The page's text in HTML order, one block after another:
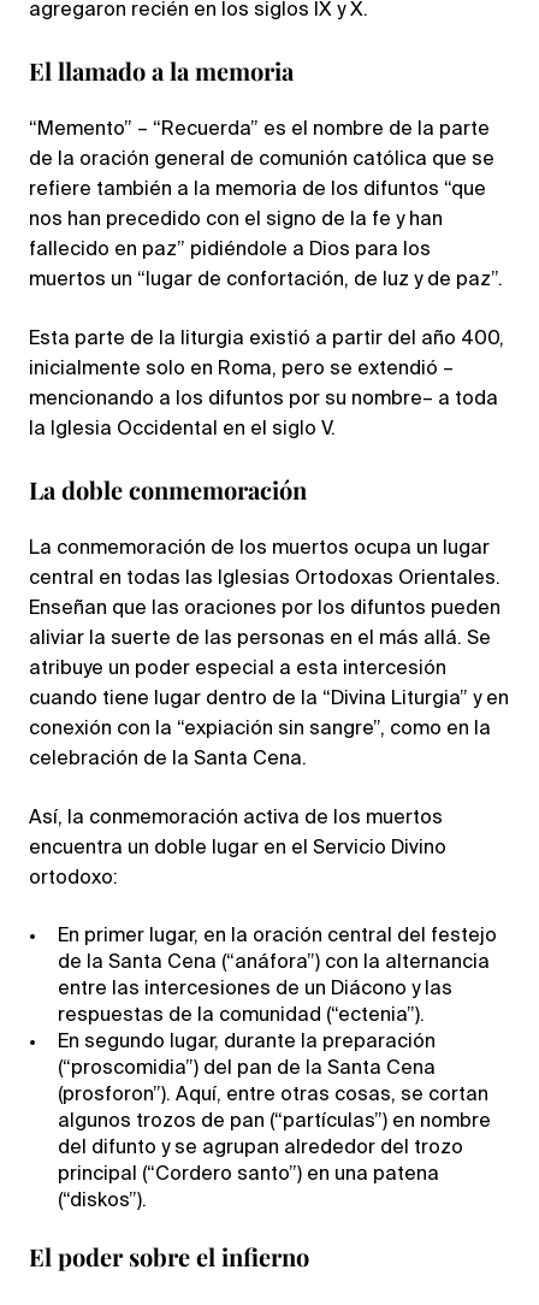
agregaron recién en los siglos IX y X.
El llamado a la memoria
“Memento” – “Recuerda” es el nombre de la parte
de la oración general de comunión católica que se
refiere también a la memoria de los difuntos “que
nos han precedido con el signo de la fe y han
fallecido en paz” pidiéndole a Dios para los
muertos un “lugar de confortación, de luz y de paz”.
Esta parte de la liturgia existió a partir del año 400,
inicialmente solo en Roma, pero se extendió –
mencionando a los difuntos por su nombre– a toda
la Iglesia Occidental en el siglo V.
La doble conmemoración
La conmemoración de los muertos ocupa un lugar
central en todas las Iglesias Ortodoxas Orientales.
Enseñan que las oraciones por los difuntos pueden
aliviar la suerte de las personas en el más allá. Se
atribuye un poder especial a esta intercesión
cuando tiene lugar dentro de la “Divina Liturgia” y en
conexión con la “expiación sin sangre”, como en la
celebración de la Santa Cena.
Así, la conmemoración activa de los muertos
encuentra un doble lugar en el Servicio Divino
ortodoxo:
En primer lugar, en la oración central del festejo
de la Santa Cena (“anáfora”) con la alternancia
entre las intercesiones de un Diácono y las
respuestas de la comunidad (“ectenia”).
En segundo lugar, durante la preparación
(“proscomidia”) del pan de la Santa Cena
(prosforon”). Aquí, entre otras cosas, se cortan
algunos trozos de pan (“partículas”) en nombre
del difunto y se agrupan alrededor del trozo
principal (“Cordero santo”) en una patena
(“diskos”).
El poder sobre el infierno